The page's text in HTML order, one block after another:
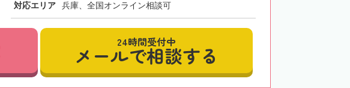
対応エリア 兵庫、全国オンライン相談可
24時間受付中
メールで相談する